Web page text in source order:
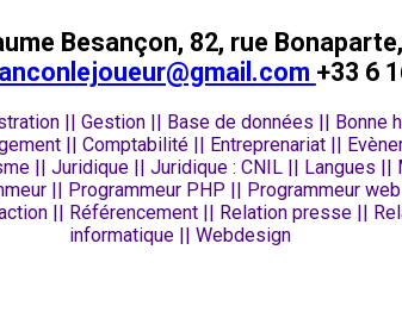
Besançon, 82, rue
+33 6
|| Gestion || Base de données || Bonne
|| Comptabilité || Entreprenariat ||
|| Juridique || Juridique : CNIL || Langues ||
|| Programmeur PHP || Programmeur
|| Référencement || Relation presse ||
informatique || Webdesign